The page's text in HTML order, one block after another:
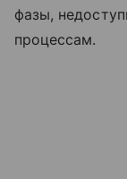
фазы,
процессам.